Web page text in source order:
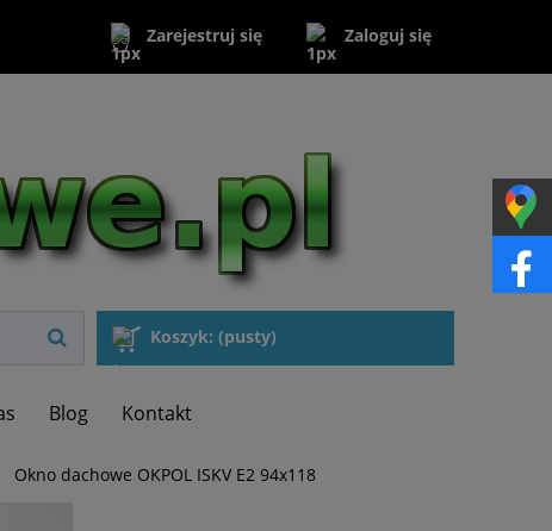
Zarejestruj się Zaloguj się
Koszyk: (pusty)
Blog Kontakt
Okno dachowe OKPOL ISKV E2 94x118